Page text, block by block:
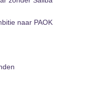
naar PAOK